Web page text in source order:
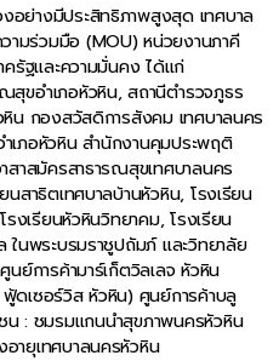
อย่างมีประสิทธิภาพสูงสุด เทศบาล
มร่วมมือ (MOU) หน่วยงานภาคี
รัฐและความมั่นคง ได้แก่
ขอำเภอหัวหิน, สถานีตำรวจภูธร
น กองสวัสดิการสังคม เทศบาลนคร
เภอหัวหิน สำนักงานคุมประพฤติ
สาสมัครสาธารณสุขเทศบาลนคร
สาธิตเทศบาลบ้านหัวหิน, โรงเรียน
งเรียนหัวหินวิทยาคม, โรงเรียน
ในพระบรมราชูปถัมภ์ และวิทยาลัย
ย์การค้ามาร์เก็ตวิลเลจ หัวหิน
ดเซอร์วิส หัวหิน) ศูนย์การค้าบลู
น : ชมรมแกนนำสุขภาพนครหัวหิน
ายุเทศบาลนครหัวหิน